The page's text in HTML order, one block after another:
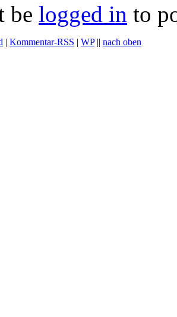
be logged in to
| Kommentar-RSS | WP|| nach oben